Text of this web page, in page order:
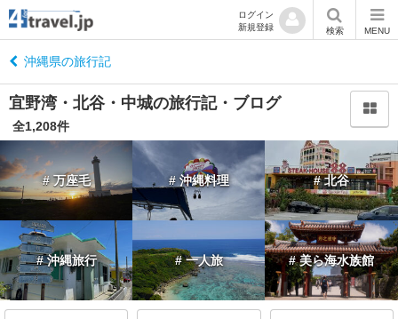
ログイン
新規登録
検索 MENU
沖縄県の旅行記
宜野湾・北谷・中城の旅行記・ブログ
全1,208件
# 万座毛 # 沖縄料理 # 北谷
# 沖縄旅行 # 一人旅 # 美ら海水族館
沖
縄
へ
戻
る
沖